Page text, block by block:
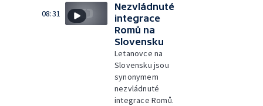
08:31
Nezvládnuté
integrace
Romů na
Slovensku
Letanovce na
Slovensku jsou
synonymem
nezvládnuté
integrace Romů.